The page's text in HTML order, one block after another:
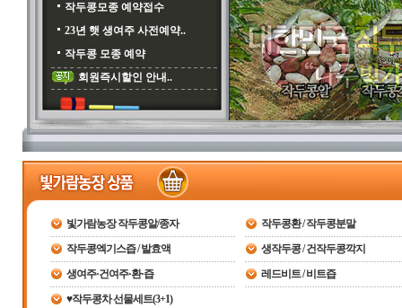
작두콩모종 예약접수
23년 햇 생여주 사전예약..
작두콩 모종 예약
회원즉시할인 안내..
빛가람농장 작두콩알/종자
작두콩환 / 작두콩분말
작두콩엑기스즙 / 발효액
생작두콩 / 건작두콩깍지
생여주·건여주·환·즙
레드비트 / 비트즙
♥작두콩차 선물세트(3+1)